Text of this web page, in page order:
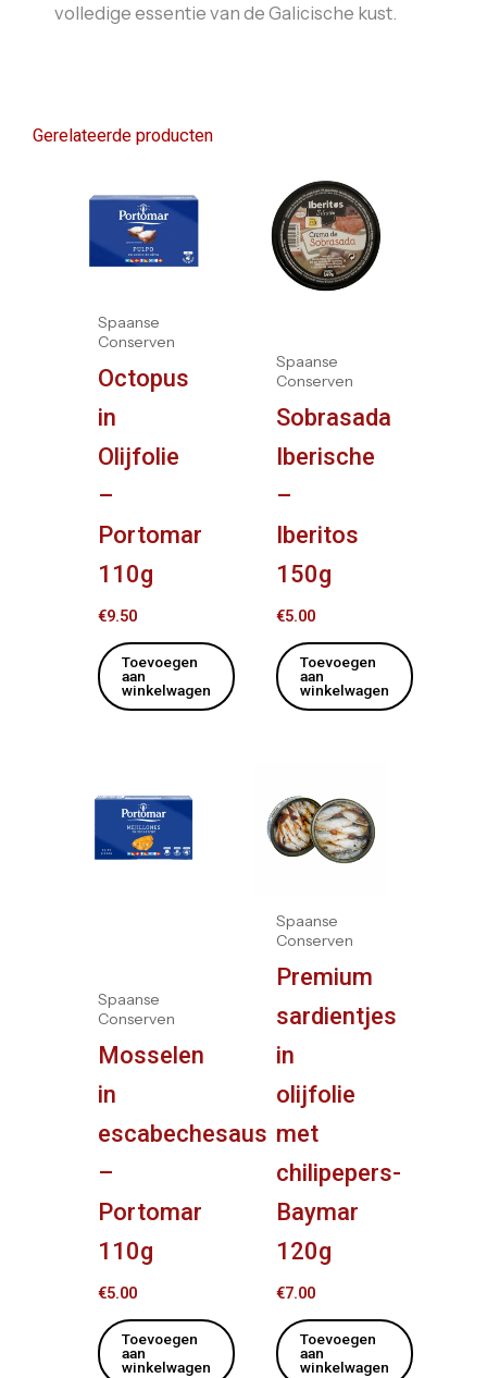
volledige essentie van de Galicische kust.
Gerelateerde producten
Spaanse
Conserven
Octopus
in
Olijfolie
–
Portomar
110g
€9.50
Toevoegen
aan
winkelwagen
Spaanse
Conserven
Sobrasada
Iberische
–
Iberitos
150g
€5.00
Toevoegen
aan
winkelwagen
Spaanse
Conserven
Mosselen
in
escabechesaus
–
Portomar
110g
€5.00
Toevoegen
aan
winkelwagen
Spaanse
Conserven
Premium
sardientjes
in
olijfolie
met
chilipepers-
Baymar
120g
€7.00
Toevoegen
aan
winkelwagen